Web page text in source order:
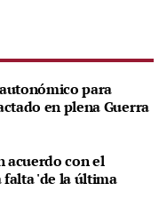
para
en plena Guerra
acuerdo con el
'de la última